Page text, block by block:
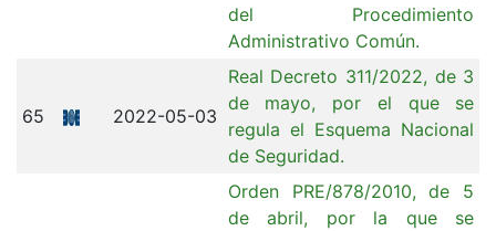
del Procedimiento
Administrativo Común.
65 2022-05-03
Real Decreto 311/2022, de 3
de mayo, por el que se
regula el Esquema Nacional
de Seguridad.
Orden PRE/878/2010, de 5
de abril, por la que se